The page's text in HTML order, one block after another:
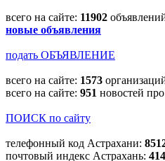
всего на сайте: 11902
новые объявления
подать ОБЪЯВЛЕНИЕ
всего на сайте: 1573
всего на сайте: 951 новостей
ПОИСК по сайту
телефонный код Астрахани:
почтовый индекс Астрахань: